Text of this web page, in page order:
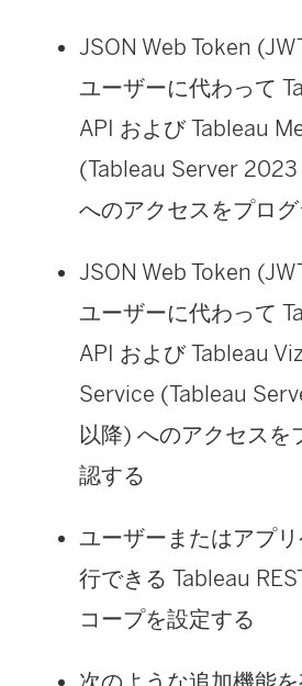
JSON Web Token
ユーザーに代わって
API および Tableau
(Tableau Server 2023
へのアクセスをプロ
JSON Web Token
ユーザーに代わって
API および Tableau
Service (Tableau
以降) へのアクセスを
認する
ユーザーまたはアプ
行できる Tableau
コープを設定する